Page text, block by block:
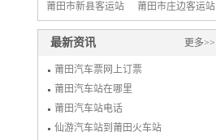
莆田市新县客运站
莆田市庄边客运站
更多>>
最新资讯
莆田汽车票网上订票
莆田汽车站在哪里
莆田汽车站电话
仙游汽车站到莆田火车站